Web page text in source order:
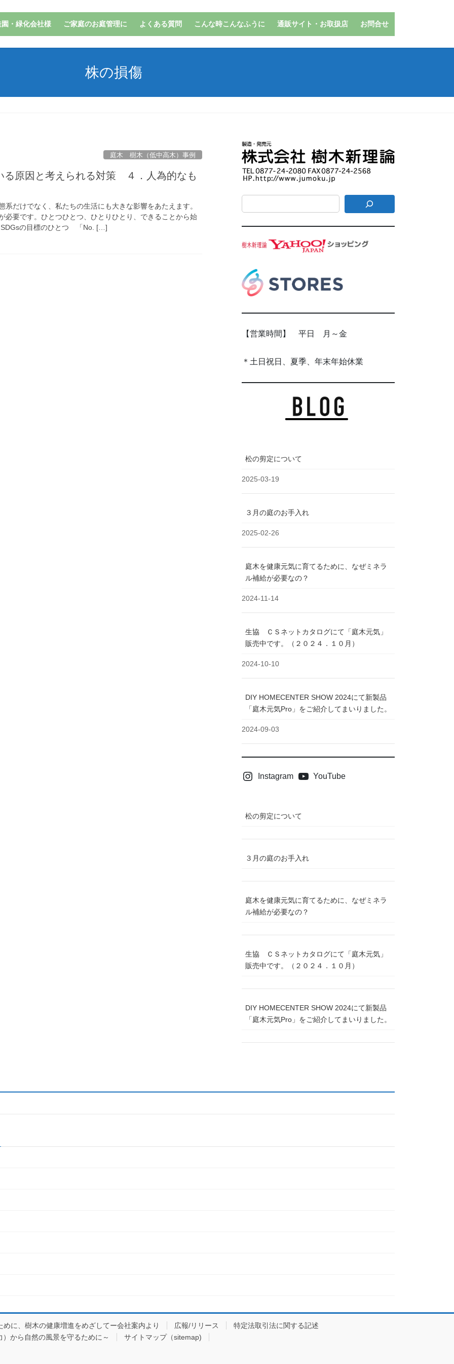
園・緑化会社様 ご家庭のお庭管理に よくある質問 こんな時こんなふうに 通販サイト・お取扱店 お問合せ
株の損傷
庭木 樹木（低中高木）事例
る原因と考えられる対策 ４．人為的なも
系だけでなく、私たちの生活にも大きな影響をあたえます。
必要です。ひとつひとつ、ひとりひとり、できることから始
SDGsの目標のひとつ 「No. […]
【営業時間】 平日 月～金
＊土日祝日、夏季、年末年始休業
松の剪定について
2025-03-19
３月の庭のお手入れ
2025-02-26
庭木を健康元気に育てるために、なぜミネラ
ル補給が必要なの？
2024-11-14
生協 ＣＳネットカタログにて「庭木元気」
販売中です。（２０２４．１０月）
2024-10-10
DIY HOMECENTER SHOW 2024にて新製品
「庭木元気Pro」をご紹介してまいりました。
2024-09-03
Instagram YouTube
松の剪定について
３月の庭のお手入れ
庭木を健康元気に育てるために、なぜミネラ
ル補給が必要なの？
生協 ＣＳネットカタログにて「庭木元気」
販売中です。（２０２４．１０月）
DIY HOMECENTER SHOW 2024にて新製品
「庭木元気Pro」をご紹介してまいりました。
めに、樹木の健康増進をめざしてー会社案内より 広報/リリース
特定法取引法に関する記述
から自然の風景を守るために～
サイトマップ（sitemap)